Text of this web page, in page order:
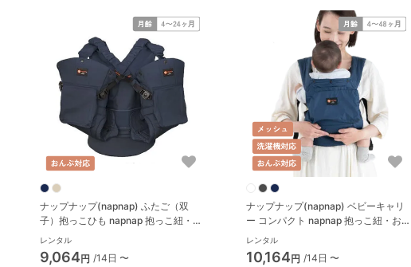
ナップナップ(napnap) ふたご（双
子）抱っこひも napnap 抱っこ紐・お
んぶ紐
レンタル
9,064円 /14日 〜
ナップナップ(napnap) ベビーキャリ
ー コンパクト napnap 抱っこ紐・おん
ぶ紐
レンタル
10,164円 /14日 〜